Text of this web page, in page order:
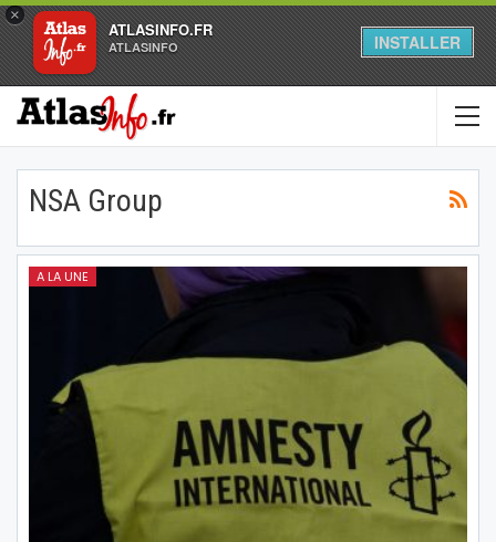
×
ATLASINFO.FR
ATLASINFO INSTALLER
NSA Group
A LA UNE